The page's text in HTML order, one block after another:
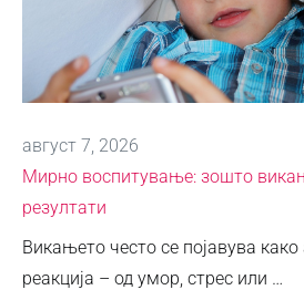
август 7, 2026
Мирно воспитување: зошто
резултати
Викањето често се појавува
реакција – од умор, стрес или …